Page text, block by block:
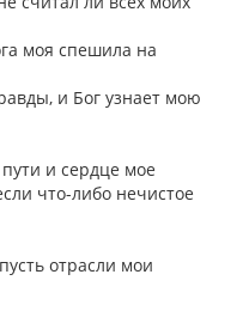
моя спешила на
и Бог узнает мою
и сердце мое
что-либо нечистое
отрасли мои